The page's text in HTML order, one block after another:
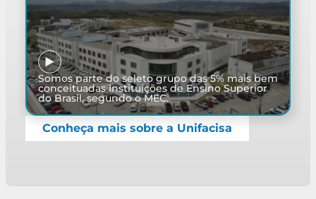
Conheça mais sobre a Unifacisa
Somos parte do seleto grupo das 5% mais bem
conceituadas Instituições de Ensino Superior
do Brasil, segundo o MEC.